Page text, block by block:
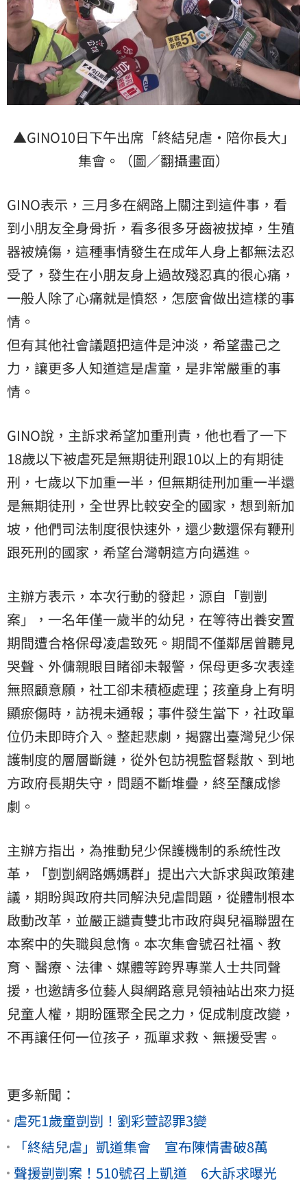
▲GINO10日下午出席「終結兒虐・陪你長大」
集會。（圖／翻攝畫面）
GINO表示，三月多在網路上關注到這件事，看
到小朋友全身骨折，看多很多牙齒被拔掉，生殖
器被燒傷，這種事情發生在成年人身上都無法忍
受了，發生在小朋友身上過故殘忍真的很心痛，
一般人除了心痛就是憤怒，怎麼會做出這樣的事
情。
但有其他社會議題把這件是沖淡，希望盡己之
力，讓更多人知道這是虐童，是非常嚴重的事
情。
GINO說，主訴求希望加重刑責，他也看了一下
18歲以下被虐死是無期徒刑跟10以上的有期徒
刑，七歲以下加重一半，但無期徒刑加重一半還
是無期徒刑，全世界比較安全的國家，想到新加
坡，他們司法制度很快速外，還少數還保有鞭刑
跟死刑的國家，希望台灣朝這方向邁進。
主辦方表示，本次行動的發起，源自「剴剴
案」，一名年僅一歲半的幼兒，在等待出養安置
期間遭合格保母凌虐致死。期間不僅鄰居曾聽見
哭聲、外傭親眼目睹卻未報警，保母更多次表達
無照顧意願，社工卻未積極處理；孩童身上有明
顯瘀傷時，訪視未通報；事件發生當下，社政單
位仍未即時介入。整起悲劇，揭露出臺灣兒少保
護制度的層層斷鏈，從外包訪視監督鬆散、到地
方政府長期失守，問題不斷堆疊，終至釀成慘
劇。
主辦方指出，為推動兒少保護機制的系統性改
革，「剴剴網路媽媽群」提出六大訴求與政策建
議，期盼與政府共同解決兒虐問題，從體制根本
啟動改革，並嚴正譴責雙北市政府與兒福聯盟在
本案中的失職與怠惰。本次集會號召社福、教
育、醫療、法律、媒體等跨界專業人士共同聲
援，也邀請多位藝人與網路意見領袖站出來力挺
兒童人權，期盼匯聚全民之力，促成制度改變，
不再讓任何一位孩子，孤單求救、無援受害。
更多新聞：
虐死1歲童剴剴！劉彩萱認罪3變
「終結兒虐」凱道集會 宣布陳情書破8萬
聲援剴剴案！510號召上凱道 6大訴求曝光